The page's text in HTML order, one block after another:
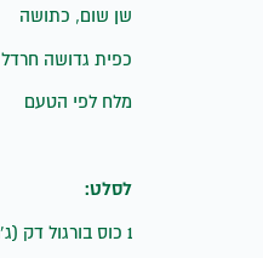
שן שום, כתושה
כפית גדושה חרדל
מלח לפי הטעם
לסלט:
1 כוס בורגול דק (ג’ריש)